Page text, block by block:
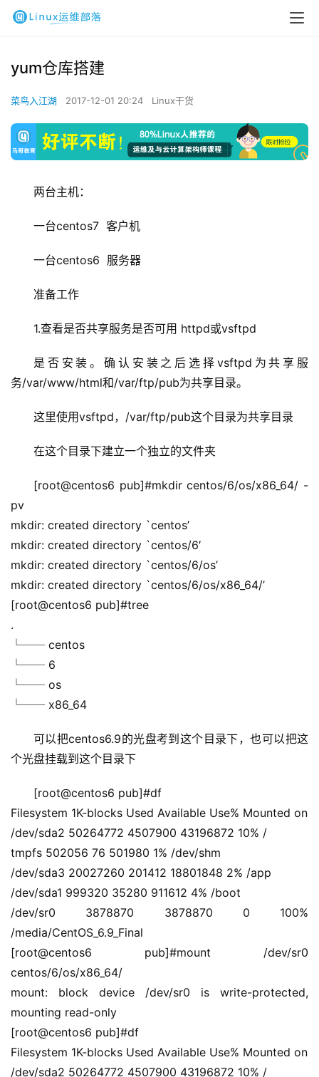
yum仓库搭建
菜鸟入江湖 2017-12-01 20:24 Linux干货
两台主机：
一台centos7  客户机
一台centos6  服务器
准备工作
1.查看是否共享服务是否可用 httpd或vsftpd
是否安装。确认安装之后选择vsftpd为共享服
务/var/www/html和/var/ftp/pub为共享目录。
这里使用vsftpd，/var/ftp/pub这个目录为共享目录
在这个目录下建立一个独立的文件夹
[root@centos6 pub]#mkdir centos/6/os/x86_64/ -
pv
mkdir: created directory `centos’
mkdir: created directory `centos/6′
mkdir: created directory `centos/6/os’
mkdir: created directory `centos/6/os/x86_64/’
[root@centos6 pub]#tree
.
└── centos
└── 6
└── os
└── x86_64
可以把centos6.9的光盘考到这个目录下，也可以把这
个光盘挂载到这个目录下
[root@centos6 pub]#df
Filesystem 1K-blocks Used Available Use% Mounted on
/dev/sda2 50264772 4507900 43196872 10% /
tmpfs 502056 76 501980 1% /dev/shm
/dev/sda3 20027260 201412 18801848 2% /app
/dev/sda1 999320 35280 911612 4% /boot
/dev/sr0 3878870 3878870 0 100%
/media/CentOS_6.9_Final
[root@centos6 pub]#mount /dev/sr0
centos/6/os/x86_64/
mount: block device /dev/sr0 is write-protected,
mounting read-only
[root@centos6 pub]#df
Filesystem 1K-blocks Used Available Use% Mounted on
/dev/sda2 50264772 4507900 43196872 10% /